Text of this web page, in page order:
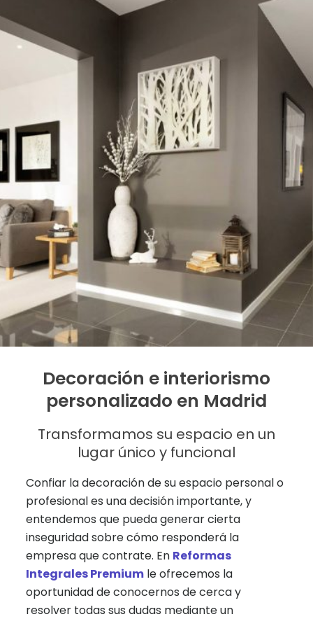
Decoración e interiorismo
personalizado en Madrid
Transformamos su espacio en un
lugar único y funcional
Confiar la decoración de su espacio personal o
profesional es una decisión importante, y
entendemos que pueda generar cierta
inseguridad sobre cómo responderá la
empresa que contrate. En Reformas
Integrales Premium le ofrecemos la
oportunidad de conocernos de cerca y
resolver todas sus dudas mediante un